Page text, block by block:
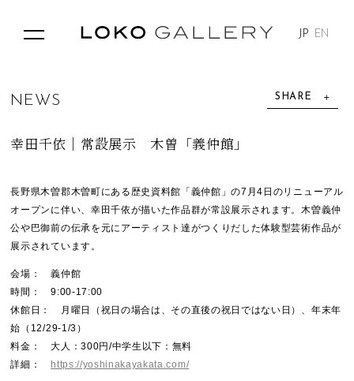
JP EN
SHARE
N E WS
幸田千依｜常設展示 木曽「義仲館」
長野県木曽郡木曽町にある歴史資料館「義仲館」の7月4日のリニューアル
オープンに伴い、幸田千依が描いた作品群が常設展示されます。木曽義仲
公や巴御前の伝承を元にアーティスト達がつくりだした体験型芸術作品が
展示されています。
会場： 義仲館
時間： 9:00-17:00
休館日： 月曜日（祝日の場合は、その直後の祝日ではない日）、年末年
始（12/29-1/3）
料金： 大人：300円/中学生以下：無料
詳細： https://yoshinakayakata.com/